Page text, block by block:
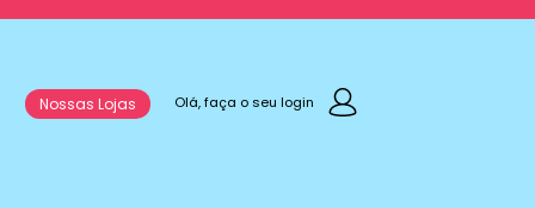
Nossas Lojas Olá, faça o seu login